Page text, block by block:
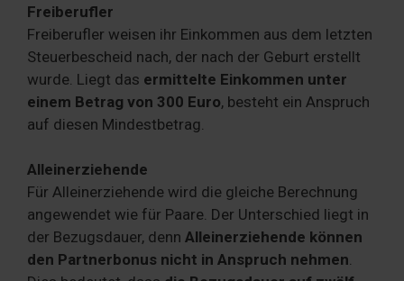
Freiberufler
Freiberufler weisen ihr Einkommen aus dem letzten
Steuerbescheid nach, der nach der Geburt erstellt
wurde. Liegt das ermittelte Einkommen unter
einem Betrag von 300 Euro, besteht ein Anspruch
auf diesen Mindestbetrag.
Alleinerziehende
Für Alleinerziehende wird die gleiche Berechnung
angewendet wie für Paare. Der Unterschied liegt in
der Bezugsdauer, denn Alleinerziehende können
den Partnerbonus nicht in Anspruch nehmen.